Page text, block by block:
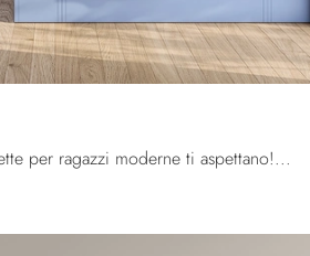
Le più esclusive camerette per ragazzi moderne ti aspettano! Scopri il modello Golf Y109 di Colombini Casa.